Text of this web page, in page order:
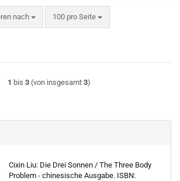
nach
nach 100 pro Seite
pro Seite
1 bis 3 (von insgesamt 3)
Cixin Liu: Die Drei Sonnen / The Three Body
Problem - chinesische Ausgabe. ISBN: